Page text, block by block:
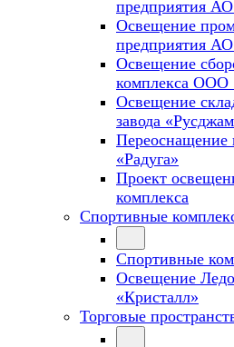
предприятия АО
Освещение
предприятия
Освещение
комплекса
Освещение
завода
Переоснащение
«Радуга»
Проект
комплекса
Спортивные
Спортивные
Освещение
«Кристалл»
Торговые